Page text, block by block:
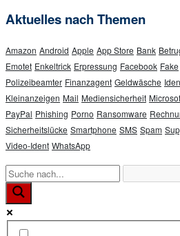
Aktuelles nach Themen
Amazon Android Apple App Store Bank
Emotet Enkeltrick Erpressung Facebook Fake
Polizeibeamter Finanzagent Geldwäsche
Kleinanzeigen Mail Mediensicherheit
PayPal Phishing Porno Ransomware
Sicherheitslücke Smartphone SMS Spam
Video-Ident WhatsApp